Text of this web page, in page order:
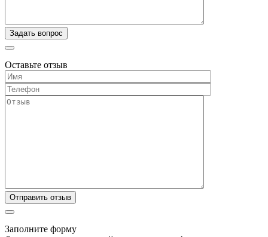
Оставьте отзыв
Заполните форму